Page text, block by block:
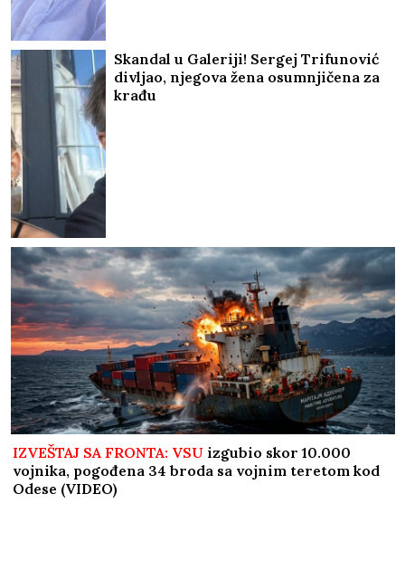
Skandal u Galeriji! Sergej Trifunović
divljao, njegova žena osumnjičena za
krađu
IZVEŠTAJ SA FRONTA: VSUizgubio skor 10.000
vojnika, pogođena 34 broda sa vojnim teretom kod
Odese (VIDEO)